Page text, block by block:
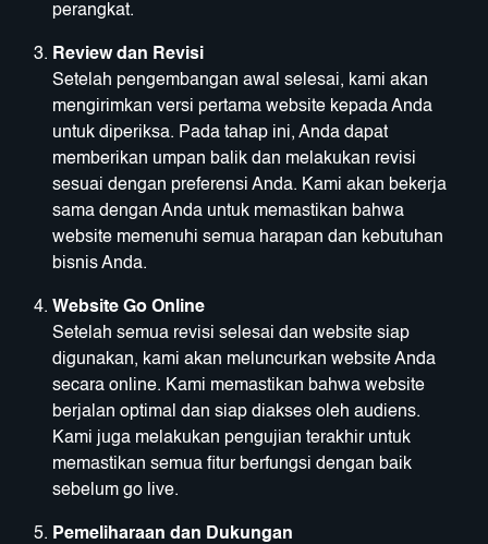
perangkat.
Review dan Revisi
Setelah pengembangan awal selesai, kami akan
mengirimkan versi pertama website kepada Anda
untuk diperiksa. Pada tahap ini, Anda dapat
memberikan umpan balik dan melakukan revisi
sesuai dengan preferensi Anda. Kami akan bekerja
sama dengan Anda untuk memastikan bahwa
website memenuhi semua harapan dan kebutuhan
bisnis Anda.
Website Go Online
Setelah semua revisi selesai dan website siap
digunakan, kami akan meluncurkan website Anda
secara online. Kami memastikan bahwa website
berjalan optimal dan siap diakses oleh audiens.
Kami juga melakukan pengujian terakhir untuk
memastikan semua fitur berfungsi dengan baik
sebelum go live.
Pemeliharaan dan Dukungan